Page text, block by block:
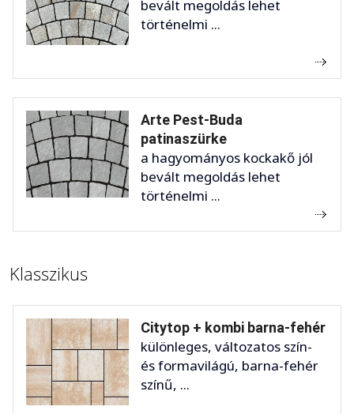
bevált megoldás lehet
történelmi ...
Arte Pest-Buda
patinaszürke
a hagyományos kockakő jól
bevált megoldás lehet
történelmi ...
Klasszikus
Citytop + kombi barna-fehér
különleges, változatos szín-
és formavilágú, barna-fehér
színű, ...